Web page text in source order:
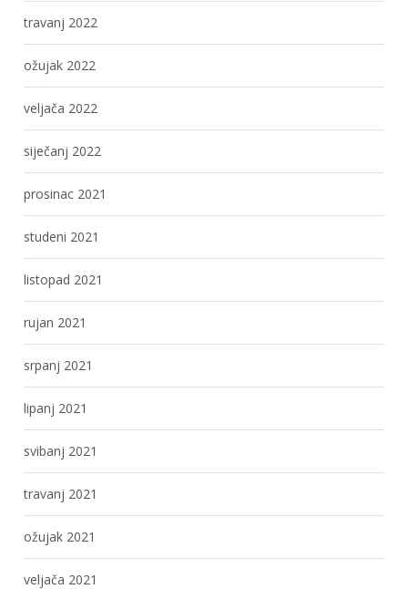
travanj 2022
ožujak 2022
veljača 2022
siječanj 2022
prosinac 2021
studeni 2021
listopad 2021
rujan 2021
srpanj 2021
lipanj 2021
svibanj 2021
travanj 2021
ožujak 2021
veljača 2021